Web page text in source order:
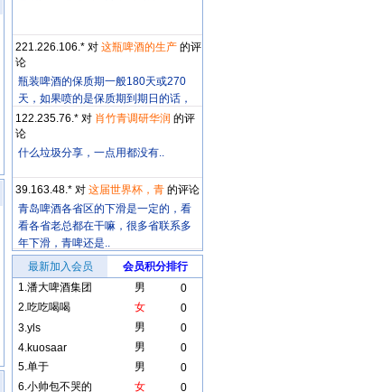
221.226.106.* 对 这瓶啤酒的生产 的评
论
瓶装啤酒的保质期一般180天或270
天，如果喷的是保质期到期日的话，
这个日期明显..
122.235.76.* 对 肖竹青调研华润 的评
论
什么垃圾分享，一点用都没有..
39.163.48.* 对 这届世界杯，青 的评论
青岛啤酒各省区的下滑是一定的，看
看各省老总都在干嘛，很多省联系多
年下滑，青啤还是..
最新加入会员
会员积分排行
1.潘大啤酒集团 男
0
2.吃吃喝喝 女
0
3.yls 男
0
4.kuosaar 男
0
5.单于 男
0
6.小帅包不哭的 女 0